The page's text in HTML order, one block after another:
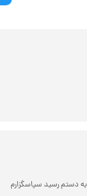
دستم رسید سپاسگزارم